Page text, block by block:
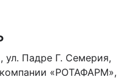
ул. Падре Г. Семерия,
компании «РОТАФАРМ»,